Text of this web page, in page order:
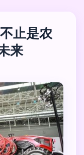
止是农
来